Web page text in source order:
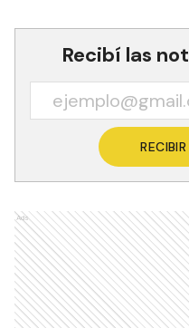
Recibí las
Ads